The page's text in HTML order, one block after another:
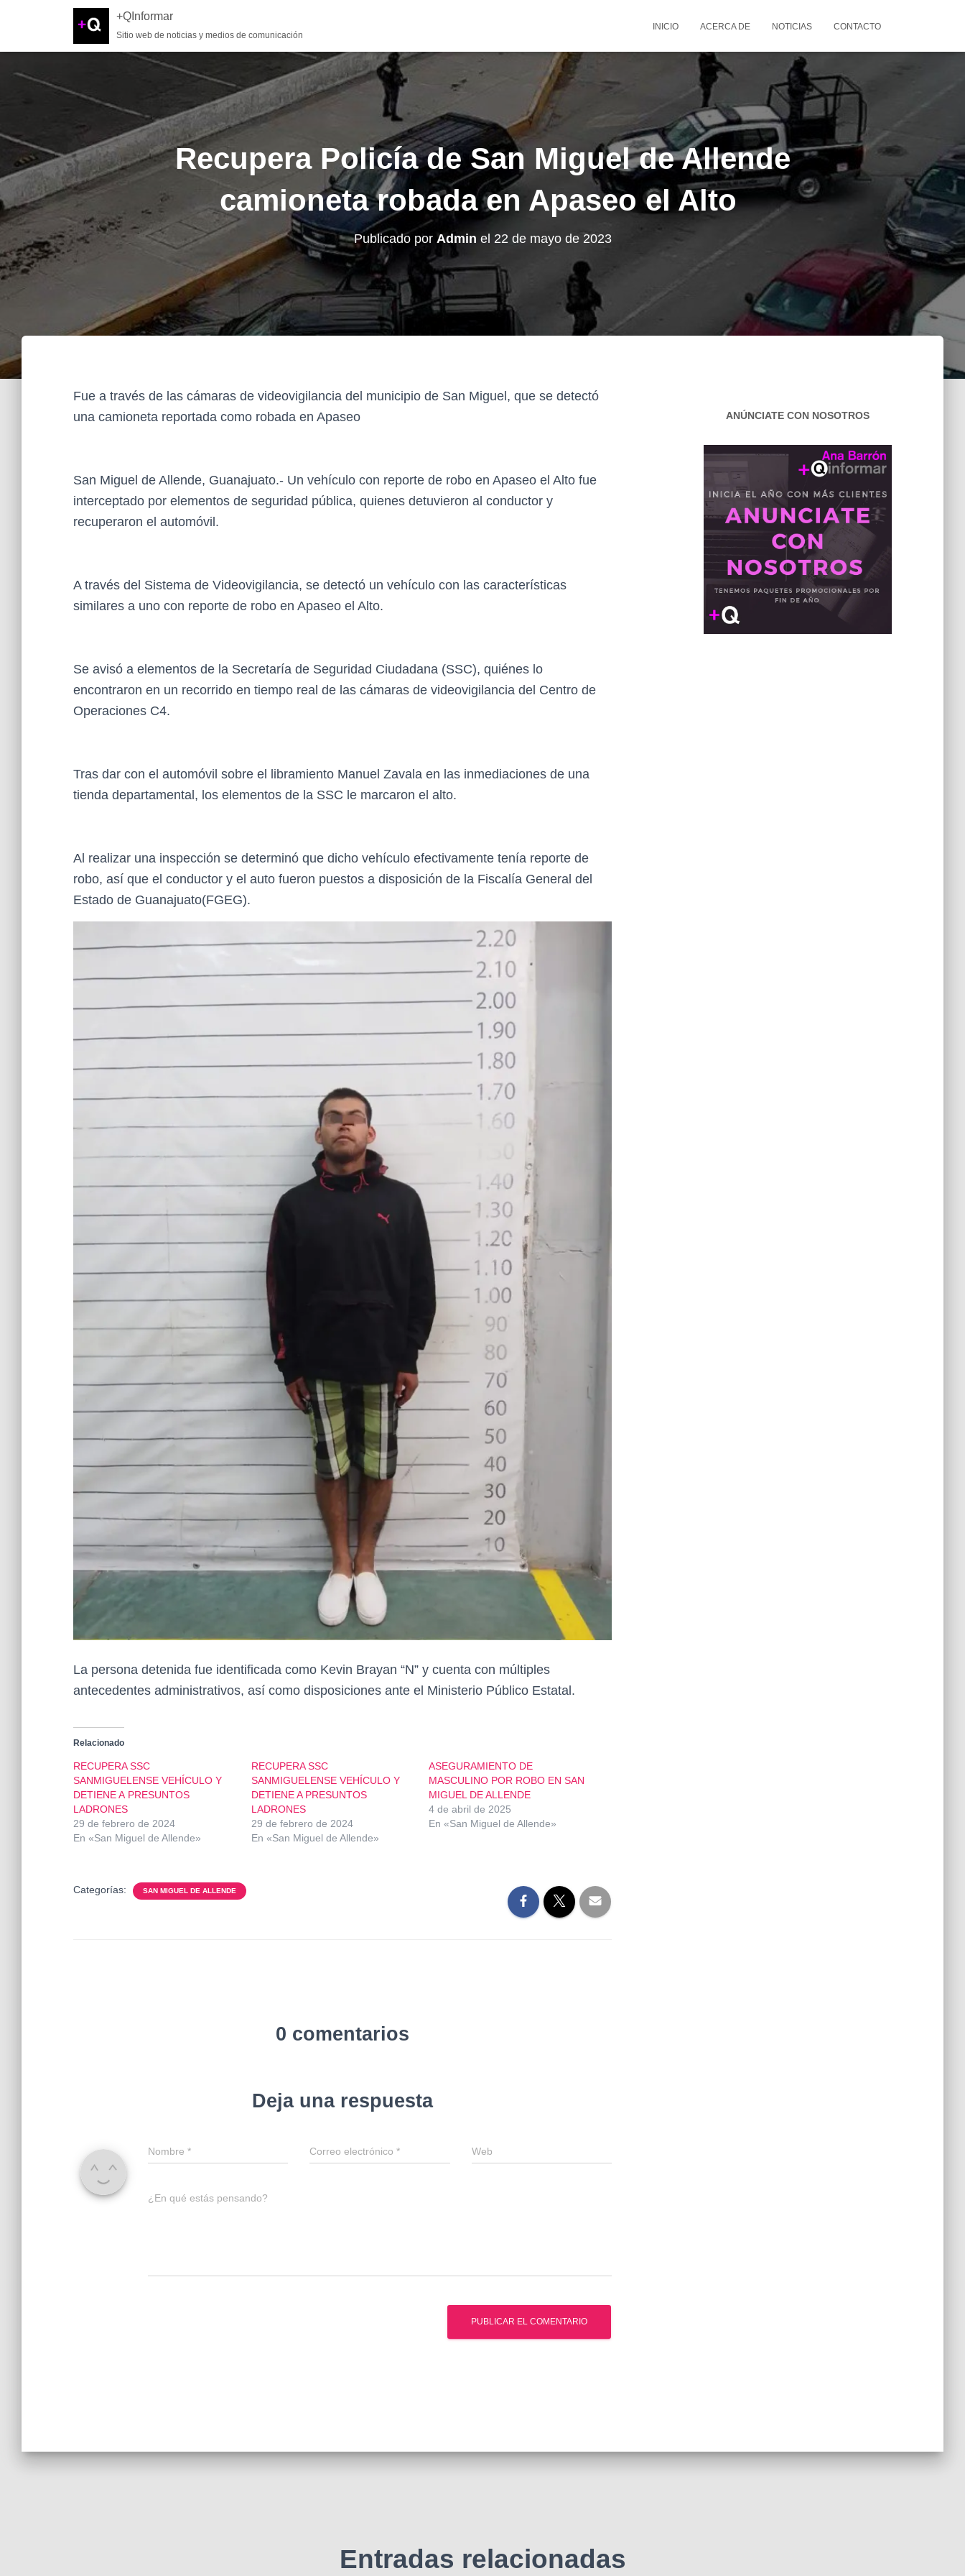
+QInformar
Sitio web de noticias y medios de comunicación
INICIO ACERCA DE NOTICIAS CONTACTO
Recupera Policía de San Miguel de Allende
camioneta robada en Apaseo el Alto
Publicado por Admin el 22 de mayo de 2023
Fue a través de las cámaras de videovigilancia del municipio de San Miguel, que se detectó
una camioneta reportada como robada en Apaseo
San Miguel de Allende, Guanajuato.- Un vehículo con reporte de robo en Apaseo el Alto fue
interceptado por elementos de seguridad pública, quienes detuvieron al conductor y
recuperaron el automóvil.
A través del Sistema de Videovigilancia, se detectó un vehículo con las características
similares a uno con reporte de robo en Apaseo el Alto.
Se avisó a elementos de la Secretaría de Seguridad Ciudadana (SSC), quiénes lo
encontraron en un recorrido en tiempo real de las cámaras de videovigilancia del Centro de
Operaciones C4.
Tras dar con el automóvil sobre el libramiento Manuel Zavala en las inmediaciones de una
tienda departamental, los elementos de la SSC le marcaron el alto.
Al realizar una inspección se determinó que dicho vehículo efectivamente tenía reporte de
robo, así que el conductor y el auto fueron puestos a disposición de la Fiscalía General del
Estado de Guanajuato(FGEG).
La persona detenida fue identificada como Kevin Brayan “N” y cuenta con múltiples
antecedentes administrativos, así como disposiciones ante el Ministerio Público Estatal.
Relacionado
RECUPERA SSC
SANMIGUELENSE VEHÍCULO Y
DETIENE A PRESUNTOS
LADRONES
29 de febrero de 2024
En «San Miguel de Allende»
RECUPERA SSC
SANMIGUELENSE VEHÍCULO Y
DETIENE A PRESUNTOS
LADRONES
29 de febrero de 2024
En «San Miguel de Allende»
ASEGURAMIENTO DE
MASCULINO POR ROBO EN SAN
MIGUEL DE ALLENDE
4 de abril de 2025
En «San Miguel de Allende»
Categorías: SAN MIGUEL DE ALLENDE
0 comentarios
Deja una respuesta
Nombre * Correo electrónico* Web
¿En qué estás pensando?
ANÚNCIATE CON NOSOTROS
Entradas relacionadas